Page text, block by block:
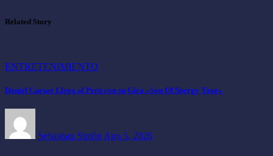
Related Story
ENTRETENIMIENTO
Daniel Caesar Llega al Perú con su Gira «Son Of Spergy Tour»
Sebastian Sipión Ago 5, 2026